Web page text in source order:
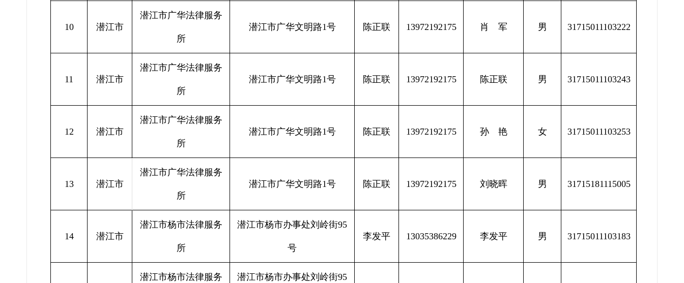
10 潜江市
潜江市广华法律服务
所
潜江市广华文明路1号 陈正联 13972192175 肖 军 男 31715011103222
11 潜江市
潜江市广华法律服务
所
潜江市广华文明路1号 陈正联 13972192175 陈正联 男 31715011103243
12 潜江市
潜江市广华法律服务
所
潜江市广华文明路1号 陈正联 13972192175 孙 艳 女 31715011103253
13 潜江市
潜江市广华法律服务
所
潜江市广华文明路1号 陈正联 13972192175 刘晓晖 男 31715181115005
14 潜江市
潜江市杨市法律服务
所
潜江市杨市办事处刘岭街95
号
李发平 13035386229 李发平 男 31715011103183
潜江市杨市法律服务 潜江市杨市办事处刘岭街95